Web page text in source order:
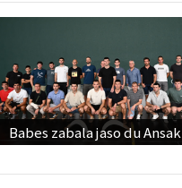
Babes zabala jaso du Ansak